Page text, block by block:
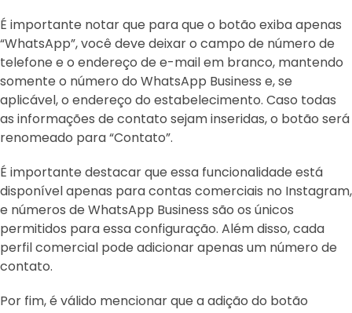
É importante notar que para que o botão exiba apenas
“WhatsApp”, você deve deixar o campo de número de
telefone e o endereço de e-mail em branco, mantendo
somente o número do WhatsApp Business e, se
aplicável, o endereço do estabelecimento. Caso todas
as informações de contato sejam inseridas, o botão será
renomeado para “Contato”.
É importante destacar que essa funcionalidade está
disponível apenas para contas comerciais no Instagram,
e números de WhatsApp Business são os únicos
permitidos para essa configuração. Além disso, cada
perfil comercial pode adicionar apenas um número de
contato.
Por fim, é válido mencionar que a adição do botão